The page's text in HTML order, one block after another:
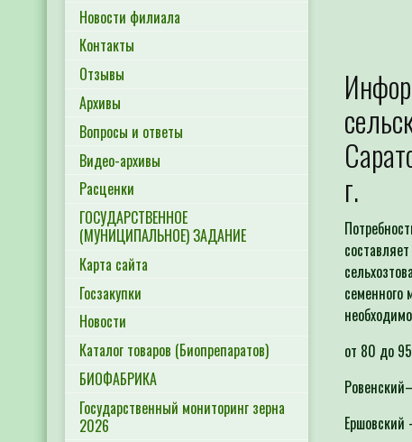
Новости филиала
Контакты
Отзывы
Архивы
Вопросы и ответы
Видео-архивы
Расценки
ГОСУДАРСТВЕННОЕ
(МУНИЦИПАЛЬНОЕ) ЗАДАНИЕ
Карта сайта
Госзакупки
Новости
Каталог товаров (Биопрепаратов)
БИОФАБРИКА
Государственный мониторинг зерна
2026
г.
семенного
от 80 до